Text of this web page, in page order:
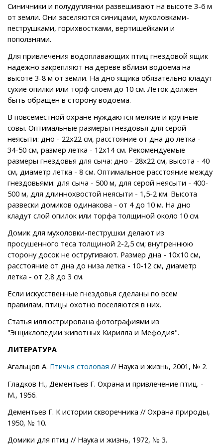
Синичники и полудуплянки развешивают на высоте 3-6 м
от земли. Они заселяются синицами, мухоловками-
пеструшками, горихвостками, вертишейками и
поползнями.
Для привлечения водоплавающих птиц гнездовой ящик
надежно закрепляют на дереве вблизи водоема на
высоте 3-8 м от земли. На дно ящика обязательно кладут
сухие опилки или торф слоем до 10 см. Леток должен
быть обращен в сторону водоема.
В повсеместной охране нуждаются мелкие и крупные
совы. Оптимальные размеры гнездовья для серой
неясыти: дно - 22х22 см, расстояние от дна до летка -
34-50 см, размер летка - 12x14 см. Рекомендуемые
размеры гнездовья для сыча: дно - 28х22 см, высота - 40
см, диаметр летка - 8 см. Оптимальное расстояние между
гнездовьями: для сыча - 500 м, для серой неясыти - 400-
500 м, для длиннохвостой неясыти - 1,5-2 км. Высота
развески домиков одинакова - от 4 до 10 м. На дно
кладут слой опилок или торфа толщиной около 10 см.
Домик для мухоловки-пеструшки делают из
просушенного теса толщиной 2-2,5 см; внутреннюю
сторону досок не остругивают. Размер дна - 10x10 см,
расстояние от дна до низа летка - 10-12 см, диаметр
летка - от 2,8 до 3 см.
Если искусственные гнездовья сделаны по всем
правилам, птицы охотно поселяются в них.
Статья иллюстрирована фотографиями из
"Энциклопедии животных Кирилла и Мефодия".
ЛИТЕРАТУРА
Агальцов А. Птичья столовая // Наука и жизнь, 2001, № 2.
Гладков Н., Дементьев Г. Охрана и привлечение птиц. -
М., 1956.
Дементьев Г. К истории скворечника // Охрана природы,
1950, № 10.
Домики для птиц // Наука и жизнь, 1972, № 3.